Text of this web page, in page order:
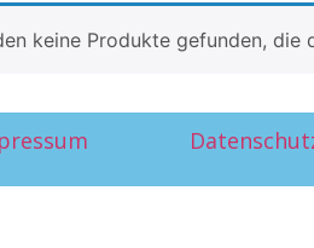
keine Produkte gefunden, die